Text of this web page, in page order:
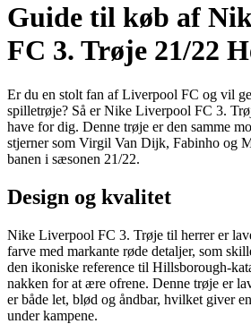
Guide til køb af
FC 3. Trøje 21/22
Er du en stolt fan af Liverpool FC og vil
spilletrøje? Så er Nike Liverpool FC 3.
have for dig. Denne trøje er den samme
stjerner som Virgil Van Dijk, Fabinho og
banen i sæsonen 21/22.
Design og kvalitet
Nike Liverpool FC 3. Trøje til herrer er
farve med markante røde detaljer, som
den ikoniske reference til Hillsborough-
nakken for at ære ofrene. Denne trøje er
er både let, blød og åndbar, hvilket giver
under kampene.